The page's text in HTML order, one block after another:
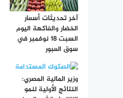
آخر تحديثات أسعار
الخضار والفاكهة اليوم
السبت 18 نوفمبر في
سوق العبور
وزير المالية المصري:
النتائج الأولية لنمو